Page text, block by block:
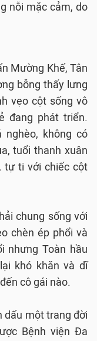
nỗi mặc cảm, do
Mường Khế, Tân
bỗng thấy lưng
vẹo cột sống vô
đang phát triển.
nghèo, không có
tuổi thanh xuân
tự ti với chiếc cột
chung sống với
chèn ép phổi và
nhưng Toàn hầu
khó khăn và dĩ
cô gái nào.
dấu một trang đời
Bệnh viện Đa